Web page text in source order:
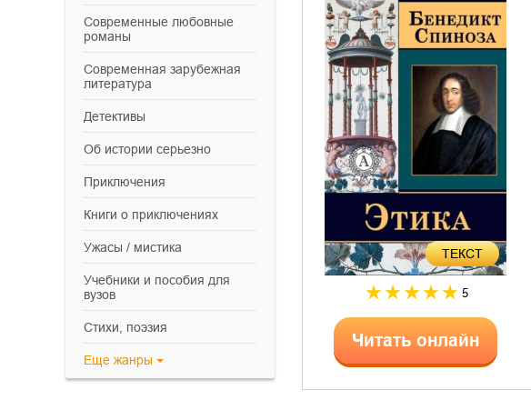
современные любовные
романы
современная зарубежная
литература
детективы
об истории серьезно
приключения
книги о приключениях
ужасы / мистика
учебники и пособия для
вузов
cтихи, поэзия
Еще жанры
ТЕКСТ
5
Читать онлайн